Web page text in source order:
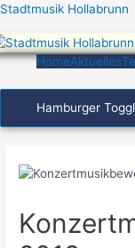
Zum
springen
Stadtmusik Hollabrunn
HomeAktuelles
Hamburger